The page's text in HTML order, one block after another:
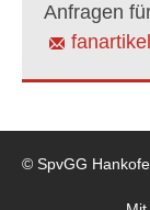
Anfragen
© SpvGG